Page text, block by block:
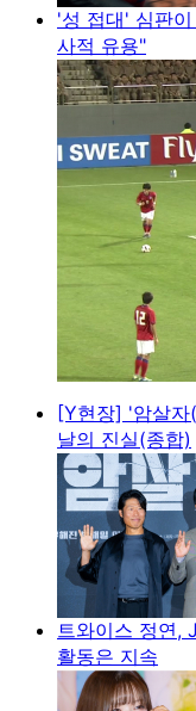
'성 접대' 심판
사적 유용"
[Y현장] '암살자
날의 진실(종합)
트와이스 정연,
활동은 지속